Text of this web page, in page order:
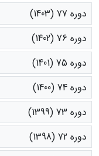
دوره 77 (1403)
دوره 76 (1402)
دوره 75 (1401)
دوره 74 (1400)
دوره 73 (1399)
دوره 72 (1398)